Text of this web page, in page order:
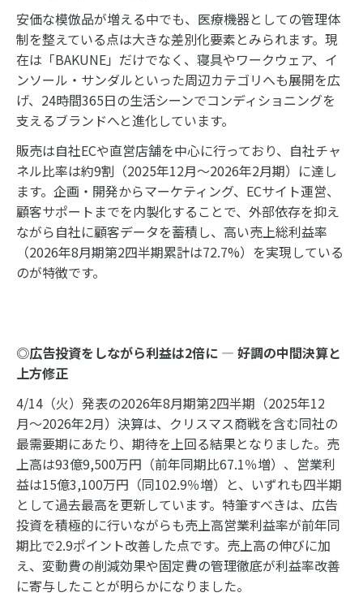
安価な模倣品が増える中でも、医療機器としての管理体
制を整えている点は大きな差別化要素とみられます。現
在は「BAKUNE」だけでなく、寝具やワークウェア、イ
ンソール・サンダルといった周辺カテゴリへも展開を広
げ、24時間365日の生活シーンでコンディショニングを
支えるブランドへと進化しています。
販売は自社ECや直営店舗を中心に行っており、自社チャ
ネル比率は約9割（2025年12月～2026年2月期）に達し
ます。企画・開発からマーケティング、ECサイト運営、
顧客サポートまでを内製化することで、外部依存を抑え
ながら自社に顧客データを蓄積し、高い売上総利益率
（2026年8月期第2四半期累計は72.7%）を実現している
のが特徴です。
◎広告投資をしながら利益は2倍に — 好調の中間決算と
上方修正
4/14（火）発表の2026年8月期第2四半期（2025年12
月〜2026年2月）決算は、クリスマス商戦を含む同社の
最需要期にあたり、期待を上回る結果となりました。売
上高は93億9,500万円（前年同期比67.1％増）、営業利
益は15億3,100万円（同102.9％増）と、いずれも四半期
として過去最高を更新しています。特筆すべきは、広告
投資を積極的に行いながらも売上高営業利益率が前年同
期比で2.9ポイント改善した点です。売上高の伸びに加
え、変動費の削減効果や固定費の管理徹底が利益率改善
に寄与したことが明らかになりました。